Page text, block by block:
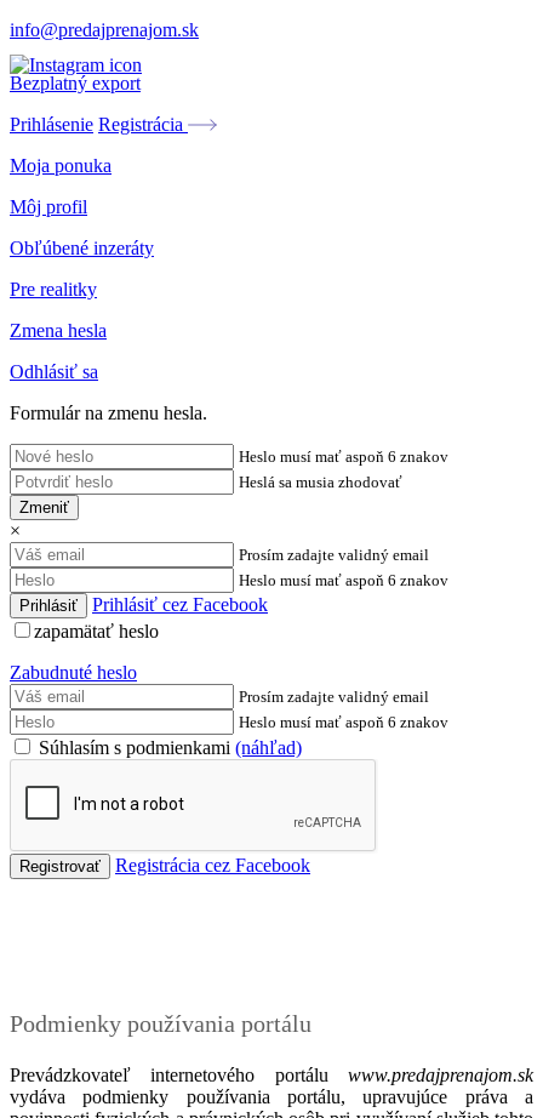
info@predajprenajom.sk
Bezplatný export
Prihlásenie Registrácia
Moja ponuka
Môj profil
Obľúbené inzeráty
Pre realitky
Zmena hesla
Odhlásiť sa
Formulár na zmenu hesla.
Heslo musí mať aspoň 6 znakov
Heslá sa musia zhodovať
Zmeniť
×
Prosím zadajte validný email
Heslo musí mať aspoň 6 znakov
Prihlásiť cez Facebook
zapamätať heslo
Zabudnuté heslo
Prosím zadajte validný email
Heslo musí mať aspoň 6 znakov
Súhlasím s podmienkami (náhľad)
Registrácia cez Facebook
Podmienky používania portálu
Prevádzkovateľ internetového portálu www.predajprenajom.sk
vydáva podmienky používania portálu, upravujúce práva a